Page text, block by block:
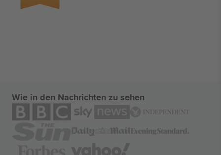
Wie in den Nachrichten zu sehen